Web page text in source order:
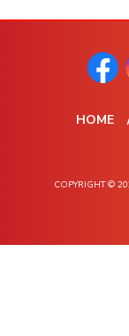
HOME
COPYRIGHT ©